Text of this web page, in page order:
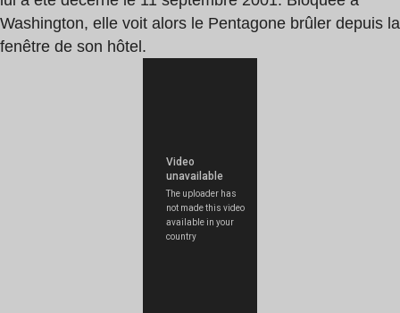
Washington, elle voit alors le Pentagone brûler depuis la
fenêtre de son hôtel.